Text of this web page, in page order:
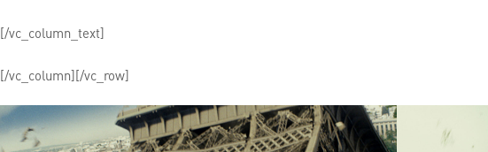
[/vc_column_text]
[/vc_column][/vc_row]